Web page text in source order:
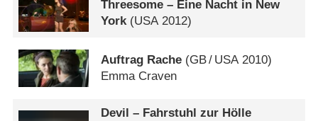
Threesome – Eine Nacht in New
York(USA2012)
Auftrag Rache (GB/ USA2010)
Emma Craven
Devil – Fahrstuhl zur Hölle